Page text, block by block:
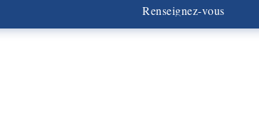
Renseignez-vous